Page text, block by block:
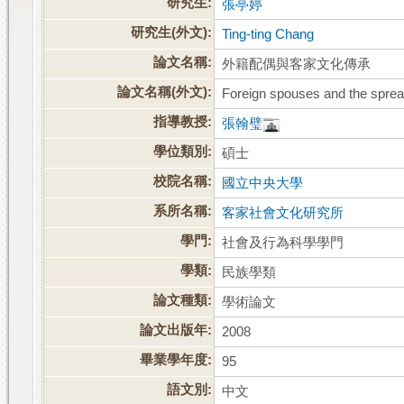
張亭婷
研究生(外文):
Ting-ting Chang
論文名稱:
外籍配偶與客家文化傳承
論文名稱(外文):
Foreign spouses and the
指導教授:
張翰璧
學位類別:
碩士
校院名稱:
國立中央大學
系所名稱:
客家社會文化研究所
學門:
社會及行為科學學門
學類:
民族學類
論文種類:
學術論文
論文出版年:
2008
畢業學年度:
95
語文別:
中文